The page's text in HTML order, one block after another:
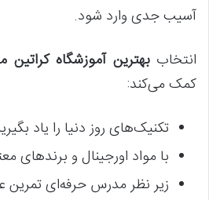
آسیب جدی وارد شود.
انتخاببهترین آموزشگاه کراتین
کمک می‌کند:
تکنیک‌های روز دنیا را یاد
با مواد اورجینال و برندهای
زیر نظر مدرس حرفه‌ای تمرین